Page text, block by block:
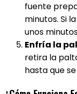
fuente
minutos. Si
unos
Enfría la
retira la
hasta que